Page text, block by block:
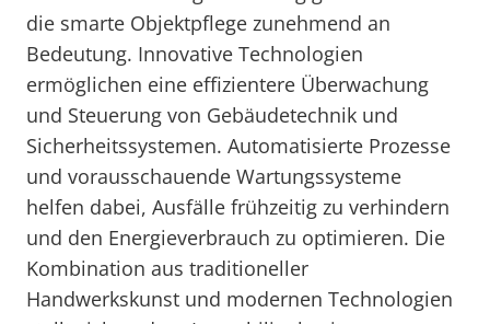
die smarte Objektpflege zunehmend an
Bedeutung. Innovative Technologien
ermöglichen eine effizientere Überwachung
und Steuerung von Gebäudetechnik und
Sicherheitssystemen. Automatisierte Prozesse
und vorausschauende Wartungssysteme
helfen dabei, Ausfälle frühzeitig zu verhindern
und den Energieverbrauch zu optimieren. Die
Kombination aus traditioneller
Handwerkskunst und modernen Technologien